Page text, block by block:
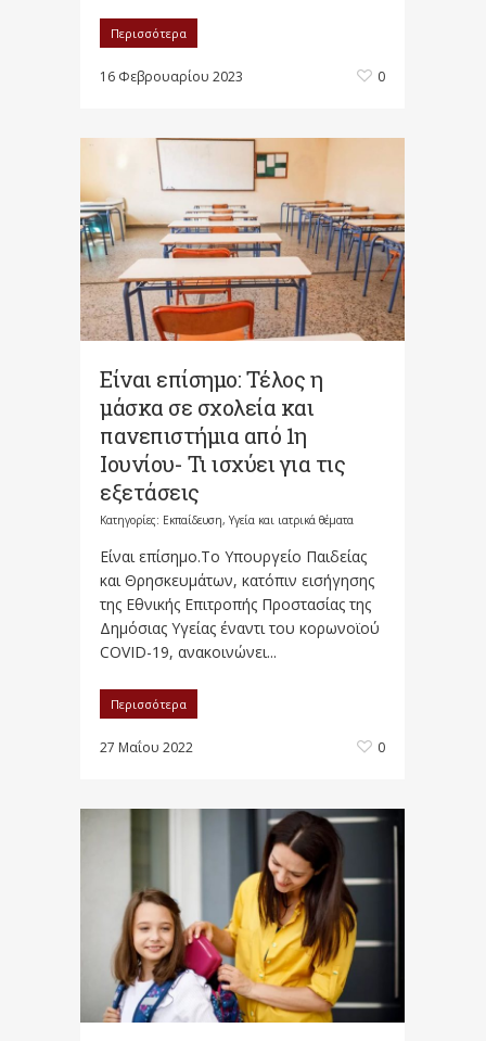
Περισσότερα
16 Φεβρουαρίου 2023 0
Είναι επίσημο: Tέλος η
μάσκα σε σχολεία και
πανεπιστήμια από 1η
Ιουνίου- Τι ισχύει για τις
εξετάσεις
Κατηγορίες: Εκπαίδευση, Υγεία και ιατρικά θέματα
Είναι επίσημο.Το Υπουργείο Παιδείας
και Θρησκευμάτων, κατόπιν εισήγησης
της Εθνικής Επιτροπής Προστασίας της
Δημόσιας Υγείας έναντι του κορωνοϊού
COVID-19, ανακοινώνει...
Περισσότερα
27 Μαΐου 2022 0